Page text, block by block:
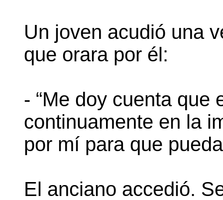
Un joven acudió una
que orara por él:
- “Me doy cuenta que
continuamente en la
por mí para que
El anciano accedió.